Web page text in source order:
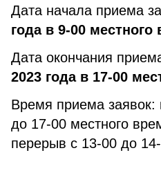
Дата начала приема
года в 9-00 местного
Дата окончания
2023 года в 17-00
Время приема заявок:
до 17-00 местного
перерыв с 13-00 до